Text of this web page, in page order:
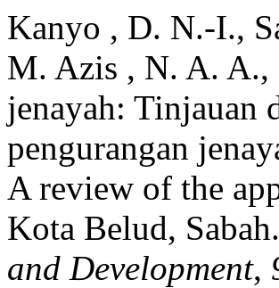
Kanyo , D. N.-I.,
M. Azis , N. A. A.,
jenayah: Tinjauan
pengurangan
A review of the
Kota Belud, Sabah.
and Development,